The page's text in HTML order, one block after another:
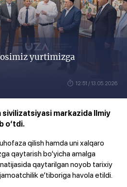
yurtimizga
12:51 / 13.05.2026
sivilizatsiyasi markazida Ilmiy
o‘tdi.
qilish hamda uni xalqaro
qaytarish bo‘yicha amalga
qaytarilgan noyob tarixiy
e’tiboriga havola etildi.